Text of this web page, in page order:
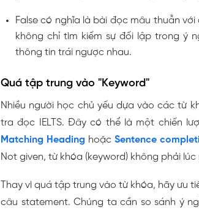
False có nghĩa là bài đọc mâu thuẫn
không chỉ tìm kiếm sự đối lập trong ý
thông tin trái ngược nhau.
Quá tập trung vào "Keyword"
Nhiều người học chủ yếu dựa vào các từ
tra đọc IELTS. Đây có thể là một chiến
Matching Heading hoặcSentence
Not given, từ khóa (keyword) không phải
Thay vì quá tập trung vào từ khóa, hãy ưu
câu statement. Chúng ta cần so sánh ý